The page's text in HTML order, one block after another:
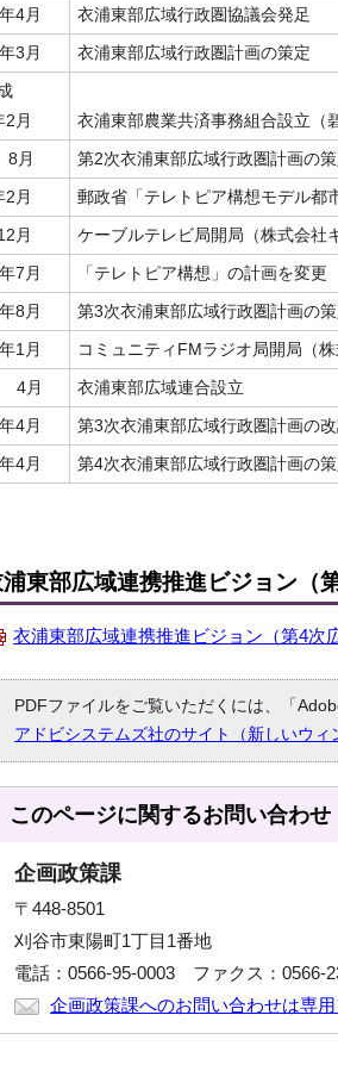
4月
衣浦東部広域行政圏協議会発足
3月
衣浦東部広域行政圏計画の策定
2月
衣浦東部農業共済事務組合設立（
8月
第2次衣浦東部広域行政圏計画の
2月
郵政省「テレトピア構想モデル都
月
ケーブルテレビ局開局（株式会社
7月
「テレトピア構想」の計画を変更
8月
第3次衣浦東部広域行政圏計画の
1月
コミュニティFMラジオ局開局（
4月
衣浦東部広域連合設立
4月
第3次衣浦東部広域行政圏計画の
4月
第4次衣浦東部広域行政圏計画の
東部広域連携推進ビジョン（
衣浦東部広域連携推進ビジョン（第4次
PDFファイルをご覧いただくには、「
アドビシステムズ社のサイト（新しいウィ
このページに関するお問い合わせ
企画政策課
〒448-8501
刈谷市東陽町1丁目1番地
電話：0566-95-0003 ファクス：0566-
企画政策課へのお問い合わせは専